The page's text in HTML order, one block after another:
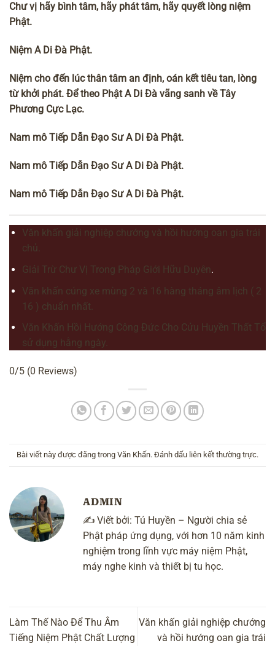
Chư vị hãy bình tâm, hãy phát tâm, hãy quyết lòng niệm
Phật.
Niệm A Di Đà Phật.
Niệm cho đến lúc thân tâm an định, oán kết tiêu tan, lòng
từ khởi phát. Để theo Phật A Di Đà vãng sanh về Tây
Phương Cực Lạc.
Nam mô Tiếp Dẫn Đạo Sư A Di Đà Phật.
Nam mô Tiếp Dẫn Đạo Sư A Di Đà Phật.
Nam mô Tiếp Dẫn Đạo Sư A Di Đà Phật.
Văn khấn giải nghiệp chướng và hồi hướng oan gia trái
chủ.
Giải Trừ Chư Vị Trong Pháp Giới Hữu Duyên.
Văn khấn cúng xe mùng 2 và 16 hàng tháng âm lịch ( 2
16 ) chuẩn nhất.
Văn Khấn Hồi Hướng Công Đức Cho Cửu Huyền Thất Tổ
sử dụng hằng ngày.
0/5 (0 Reviews)
Bài viết này được đăng trong Văn Khấn. Đánh dấu liên kết thường trực.
ADMIN
✍️ Viết bởi: Tú Huyền – Người chia sẻ
Phật pháp ứng dụng, với hơn 10 năm kinh
nghiệm trong lĩnh vực máy niệm Phật,
máy nghe kinh và thiết bị tu học.
Làm Thế Nào Để Thu Âm
Tiếng Niệm Phật Chất Lượng
Văn khấn giải nghiệp chướng
và hồi hướng oan gia trái